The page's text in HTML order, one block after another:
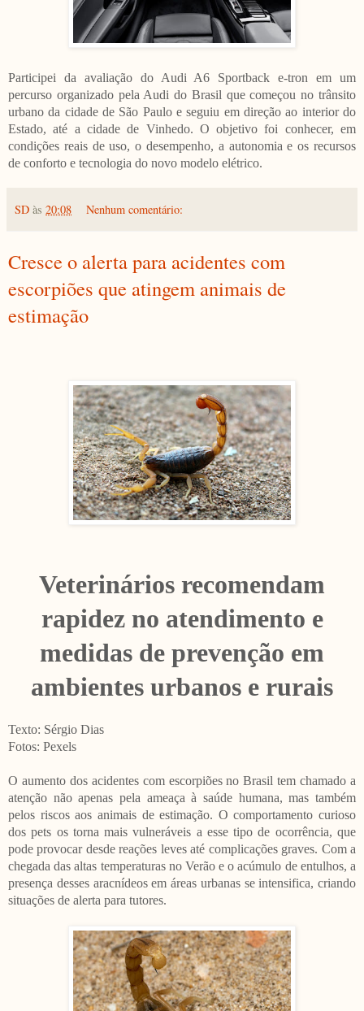
Participei da avaliação do Audi A6 Sportback e-tron em um
percurso organizado pela Audi do Brasil que começou no trânsito
urbano da cidade de São Paulo e seguiu em direção ao interior do
Estado, até a cidade de Vinhedo. O objetivo foi conhecer, em
condições reais de uso, o desempenho, a autonomia e os recursos
de conforto e tecnologia do novo modelo elétrico.
SD às 20:08 Nenhum comentário:
Cresce o alerta para acidentes com
escorpiões que atingem animais de
estimação
Veterinários recomendam
rapidez no atendimento e
medidas de prevenção em
ambientes urbanos e rurais
Texto: Sérgio Dias
Fotos: Pexels
O aumento dos acidentes com escorpiões no Brasil tem chamado a
atenção não apenas pela ameaça à saúde humana, mas também
pelos riscos aos animais de estimação. O comportamento curioso
dos pets os torna mais vulneráveis a esse tipo de ocorrência, que
pode provocar desde reações leves até complicações graves. Com a
chegada das altas temperaturas no Verão e o acúmulo de entulhos, a
presença desses aracnídeos em áreas urbanas se intensifica, criando
situações de alerta para tutores.